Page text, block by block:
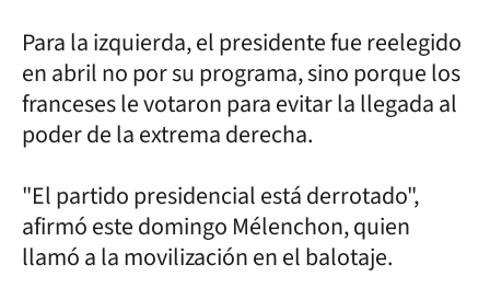
Para la izquierda, el presidente fue reelegido
en abril no por su programa, sino porque los
franceses le votaron para evitar la llegada al
poder de la extrema derecha.
"El partido presidencial está derrotado",
afirmó este domingo Mélenchon, quien
llamó a la movilización en el balotaje.